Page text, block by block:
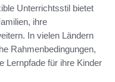
Unterrichtsstil bietet
ihre
In vielen Ländern
Rahmenbedingungen,
Lernpfade für ihre Kinder